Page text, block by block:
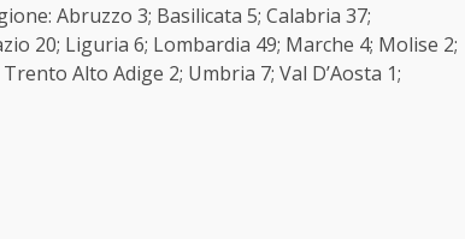
Abruzzo 3; Basilicata 5; Calabria 37;
20; Liguria 6; Lombardia 49; Marche 4; Molise 2;
Alto Adige 2; Umbria 7; Val D’Aosta 1;